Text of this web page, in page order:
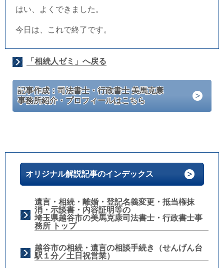
はい、よくできました。
今日は、これで終了です。
「相続人ゼミ」へ戻る
記事作成：司法書士・行政書士 美馬克康
事務所紹介・プロフィールはこちら
オリジナル解説記事のインデックス
遺言・相続・離婚・登記名義変更・抵当権抹
消・示談書・内容証明等の
埼玉県越谷市の美馬克康司法書士・行政書士事
務所 トップ
越谷市の相続・遺言の相談手続き（せんげん台
駅１分／土日祝営業）